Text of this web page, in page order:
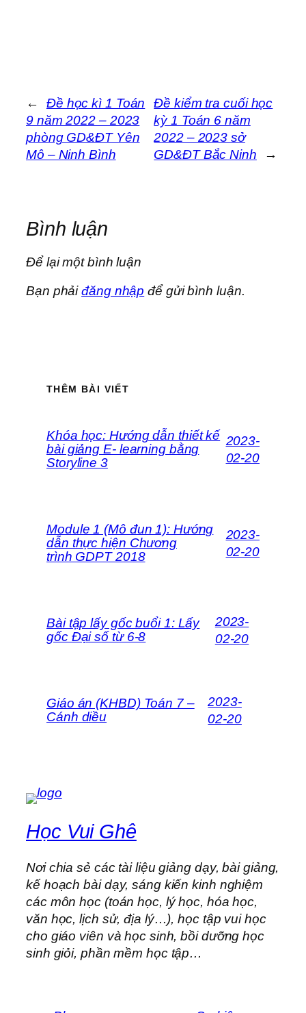
←
Đề học kì 1 Toán
9 năm 2022 – 2023
phòng GD&ĐT Yên
Mô – Ninh Bình
Đề kiểm tra cuối học
kỳ 1 Toán 6 năm
2022 – 2023 sở
GD&ĐT Bắc Ninh
→
Bình luận
Để lại một bình luận
Bạn phảiđăng nhập để gửi bình luận.
THÊM BÀI VIẾT
Khóa học: Hướng dẫn thiết kế
bài giảng E- learning bằng
Storyline 3
2023-
02-20
Module 1 (Mô đun 1): Hướng
dẫn thực hiện Chương
trình GDPT 2018
2023-
02-20
Bài tập lấy gốc buổi 1: Lấy
gốc Đại số từ 6-8
2023-
02-20
Giáo án (KHBD) Toán 7 –
Cánh diều
2023-
02-20
Học Vui Ghê
Nơi chia sẻ các tài liệu giảng dạy, bài giảng,
kế hoạch bài dạy, sáng kiến kinh nghiệm
các môn học (toán học, lý học, hóa học,
văn học, lịch sử, địa lý…), học tập vui học
cho giáo viên và học sinh, bồi dưỡng học
sinh giỏi, phần mềm học tập…